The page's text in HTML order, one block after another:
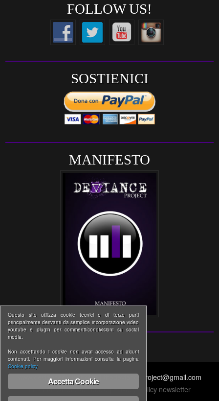
FOLLOW US!
SOSTIENICI
MANIFESTO
www.devianceproject.com | thedevianceproject@gmail.com
Informativa estesa cookie|Privacy Policy newsletter
Questo sito utilizza cookie tecnici e di terze parti
principalmente derivanti da semplice incorporazione video
youtube e plugin per commenti/condivisioni su social
media.
Non accettando i cookie non avrai accesso ad alcuni
contenuti. Per maggiori informazioni consulta la pagina
Cookie policy
Accetta Cookie